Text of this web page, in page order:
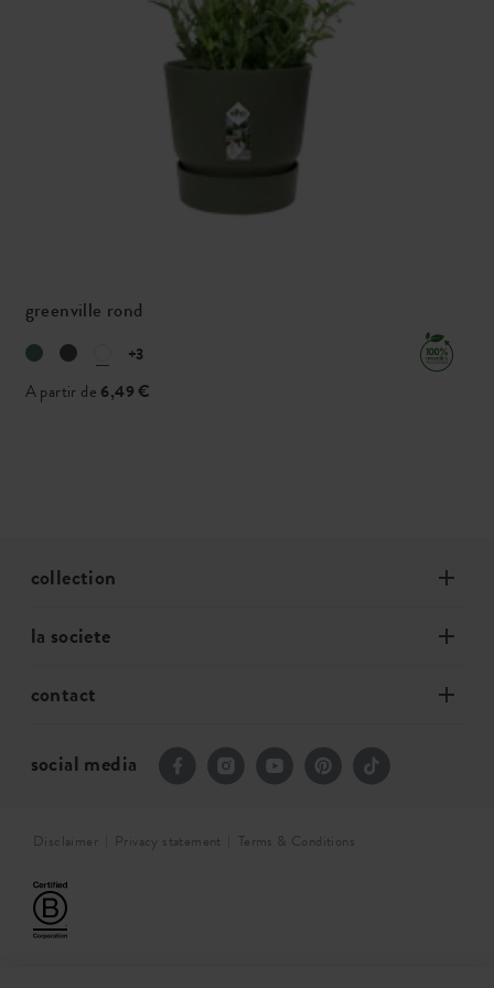
greenville rond
+3
A partir de 6,49 €
collection
la societe
contact
social media
Disclaimer Privacy statement Terms & Conditions